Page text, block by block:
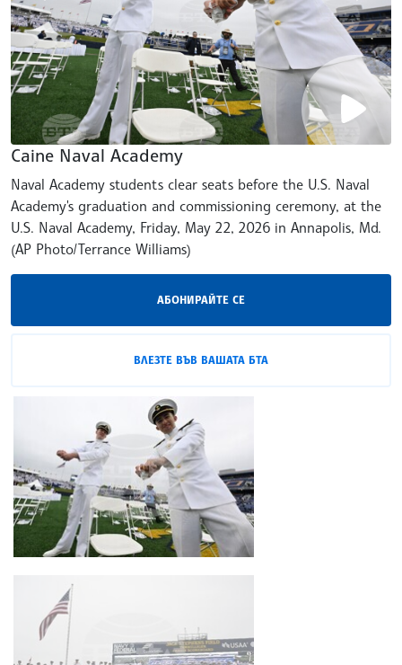
Caine Naval Academy
Naval Academy students clear seats before the U.S. Naval
Academy's graduation and commissioning ceremony, at the
U.S. Naval Academy, Friday, May 22, 2026 in Annapolis, Md.
(AP Photo/Terrance Williams)
АБОНИРАЙТЕ СЕ
ВЛЕЗТЕ ВЪВ ВАШАТА БТА